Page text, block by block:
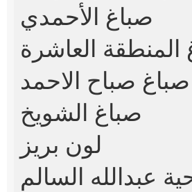
صباغ الأحمدي
المنطقة العاشرة
صباغ صباح الاحمد
صباغ الشويخ
لون بريز
عبدالله السالم